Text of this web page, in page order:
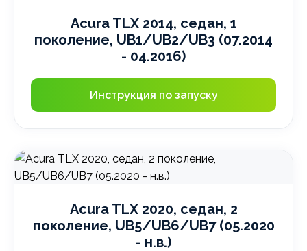
Acura TLX 2014, седан, 1
поколение, UB1/UB2/UB3 (07.2014
- 04.2016)
Инструкция по запуску
Acura TLX 2020, седан, 2
поколение, UB5/UB6/UB7 (05.2020
- н.в.)